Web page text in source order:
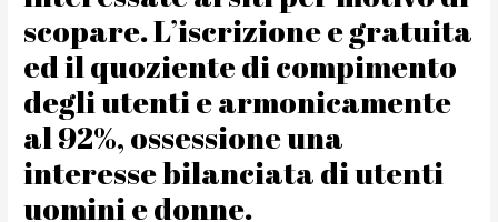
scopare. L’iscrizione e gratuita
ed il quoziente di compimento
degli utenti e armonicamente
al 92%, ossessione una
interesse bilanciata di utenti
uomini e donne.